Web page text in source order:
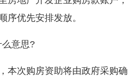
序优先安排发放。
意思?
本次购房资助将由政府采购确